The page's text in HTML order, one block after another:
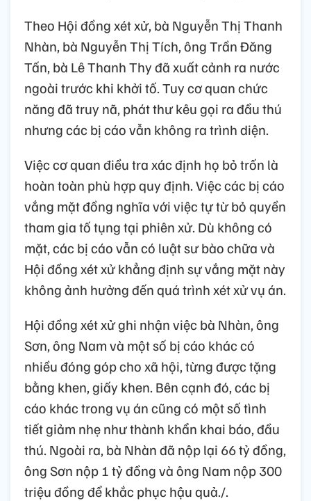
Theo Hội đồng xét xử, bà Nguyễn Thị Thanh
Nhàn, bà Nguyễn Thị Tích, ông Trần Đăng
Tấn, bà Lê Thanh Thy đã xuất cảnh ra nước
ngoài trước khi khởi tố. Tuy cơ quan chức
năng đã truy nã, phát thư kêu gọi ra đầu thú
nhưng các bị cáo vẫn không ra trình diện.
Việc cơ quan điều tra xác định họ bỏ trốn là
hoàn toàn phù hợp quy định. Việc các bị cáo
vắng mặt đồng nghĩa với việc tự từ bỏ quyền
tham gia tố tụng tại phiên xử. Dù không có
mặt, các bị cáo vẫn có luật sư bào chữa và
Hội đồng xét xử khẳng định sự vắng mặt này
không ảnh hưởng đến quá trình xét xử vụ án.
Hội đồng xét xử ghi nhận việc bà Nhàn, ông
Sơn, ông Nam và một số bị cáo khác có
nhiều đóng góp cho xã hội, từng được tặng
bằng khen, giấy khen. Bên cạnh đó, các bị
cáo khác trong vụ án cũng có một số tình
tiết giảm nhẹ như thành khẩn khai báo, đầu
thú. Ngoài ra, bà Nhàn đã nộp lại 66 tỷ đồng,
ông Sơn nộp 1 tỷ đồng và ông Nam nộp 300
triệu đồng để khắc phục hậu quả./.